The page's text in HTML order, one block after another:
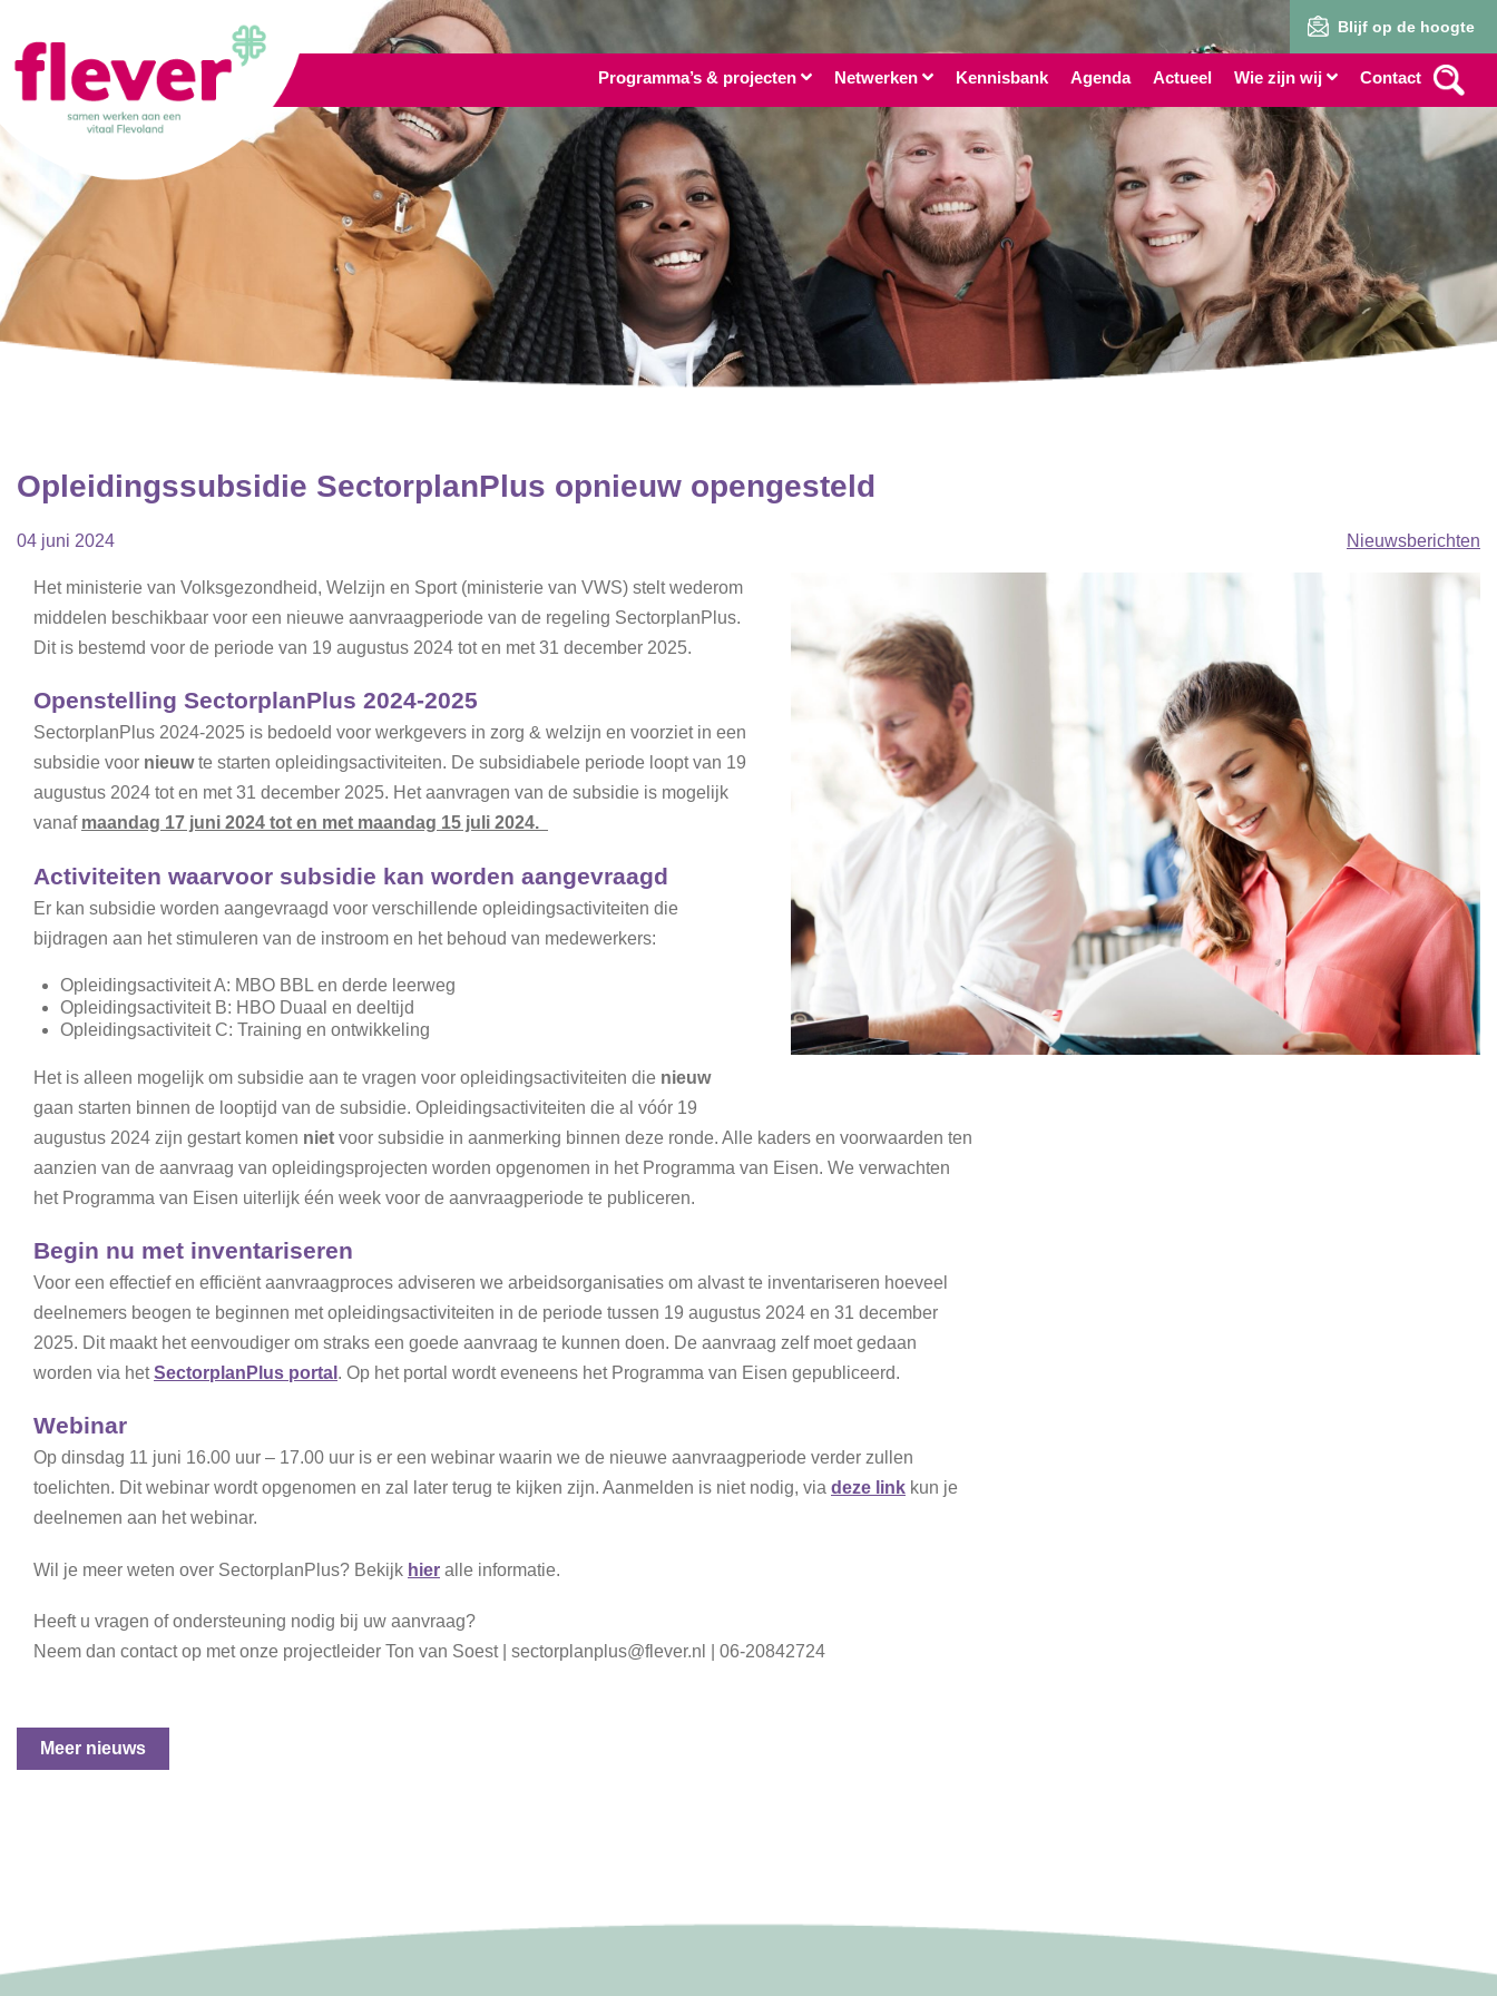
Blijf op de hoogte
Programma’s & projecten Netwerken Kennisbank Agenda Actueel Wie zijn wij Contact
Opleidingssubsidie SectorplanPlus opnieuw opengesteld
04 juni 2024 Nieuwsberichten
Het ministerie van Volksgezondheid, Welzijn en Sport (ministerie van VWS) stelt wederom
middelen beschikbaar voor een nieuwe aanvraagperiode van de regeling SectorplanPlus.
Dit is bestemd voor de periode van 19 augustus 2024 tot en met 31 december 2025.
Openstelling SectorplanPlus 2024-2025
SectorplanPlus 2024-2025 is bedoeld voor werkgevers in zorg & welzijn en voorziet in een
subsidie voor nieuwte starten opleidingsactiviteiten. De subsidiabele periode loopt van 19
augustus 2024 tot en met 31 december 2025. Het aanvragen van de subsidie is mogelijk
vanaf maandag 17 juni 2024 tot en met maandag 15 juli 2024.
Activiteiten waarvoor subsidie kan worden aangevraagd
Er kan subsidie worden aangevraagd voor verschillende opleidingsactiviteiten die
bijdragen aan het stimuleren van de instroom en het behoud van medewerkers:
Opleidingsactiviteit A: MBO BBL en derde leerweg
Opleidingsactiviteit B: HBO Duaal en deeltijd
Opleidingsactiviteit C: Training en ontwikkeling
Het is alleen mogelijk om subsidie aan te vragen voor opleidingsactiviteiten die nieuw
gaan starten binnen de looptijd van de subsidie. Opleidingsactiviteiten die al vóór 19
augustus 2024 zijn gestart komen niet voor subsidie in aanmerking binnen deze ronde. Alle kaders en voorwaarden ten
aanzien van de aanvraag van opleidingsprojecten worden opgenomen in het Programma van Eisen. We verwachten
het Programma van Eisen uiterlijk één week voor de aanvraagperiode te publiceren.
Begin nu met inventariseren
Voor een effectief en efficiënt aanvraagproces adviseren we arbeidsorganisaties om alvast te inventariseren hoeveel
deelnemers beogen te beginnen met opleidingsactiviteiten in de periode tussen 19 augustus 2024 en 31 december
2025. Dit maakt het eenvoudiger om straks een goede aanvraag te kunnen doen. De aanvraag zelf moet gedaan
worden via hetSectorplanPlus portal . Op het portal wordt eveneens het Programma van Eisen gepubliceerd.
Webinar
Op dinsdag 11 juni 16.00 uur – 17.00 uur is er een webinar waarin we de nieuwe aanvraagperiode verder zullen
toelichten. Dit webinar wordt opgenomen en zal later terug te kijken zijn. Aanmelden is niet nodig, via deze link kun je
deelnemen aan het webinar.
Wil je meer weten over SectorplanPlus? Bekijk hier alle informatie.
Heeft u vragen of ondersteuning nodig bij uw aanvraag?
Neem dan contact op met onze projectleider Ton van Soest | sectorplanplus@flever.nl | 06-20842724
Meer nieuws